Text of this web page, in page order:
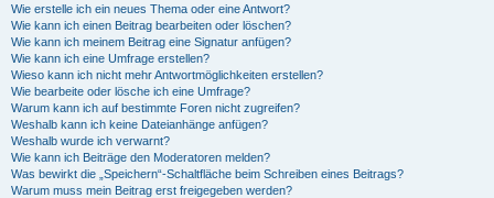
Wie erstelle ich ein neues Thema oder eine Antwort?
Wie kann ich einen Beitrag bearbeiten oder löschen?
Wie kann ich meinem Beitrag eine Signatur anfügen?
Wie kann ich eine Umfrage erstellen?
Wieso kann ich nicht mehr Antwortmöglichkeiten erstellen?
Wie bearbeite oder lösche ich eine Umfrage?
Warum kann ich auf bestimmte Foren nicht zugreifen?
Weshalb kann ich keine Dateianhänge anfügen?
Weshalb wurde ich verwarnt?
Wie kann ich Beiträge den Moderatoren melden?
Was bewirkt die „Speichern“-Schaltfläche beim Schreiben eines Beitrags?
Warum muss mein Beitrag erst freigegeben werden?